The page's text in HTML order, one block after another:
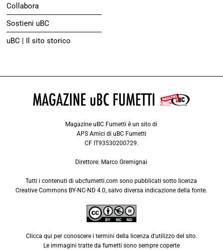
Collabora
Sostieni uBC
uBC | Il sito storico
Magazine uBC Fumetti è un sito di
APS Amici di uBC Fumetti
CF IT93530200729.
Direttore: Marco Gremignai
Tutti i contenuti di ubcfumetti.com sono pubblicati sotto licenza
Creative Commons BY-NC-ND 4.0, salvo diversa indicazione della fonte.
Clicca qui per conoscere i termini della licenza d'utilizzo del sito.
Le immagini tratte da fumetti sono sempre coperte